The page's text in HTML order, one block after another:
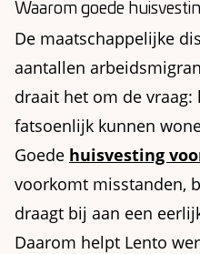
Waarom goede
De maatschappelijke
aantallen
draait het om de vraag:
fatsoenlijk kunnen
Goede huisvesting
voorkomt misstanden,
draagt bij aan een
Daarom helpt Lento